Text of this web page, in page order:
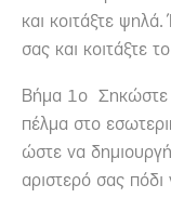
και κοιτάξτε
σας και κοιτάξτε
Βήμα 1ο Σηκώστε
πέλμα στο
ώστε να
αριστερό σας